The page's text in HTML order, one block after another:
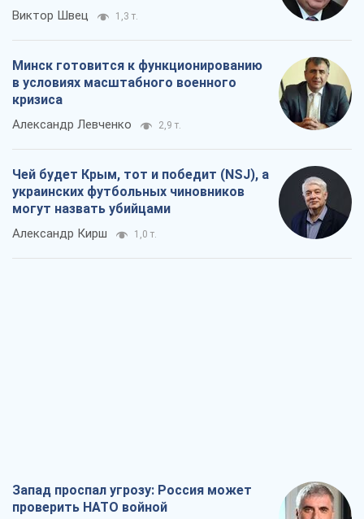
Виктор Швец 1,3 т.
Минск готовится к функционированию
в условиях масштабного военного
кризиса
Александр Левченко 2,9 т.
Чей будет Крым, тот и победит (NSJ), а
украинских футбольных чиновников
могут назвать убийцами
Александр Кирш 1,0 т.
Запад проспал угрозу: Россия может
проверить НАТО войной